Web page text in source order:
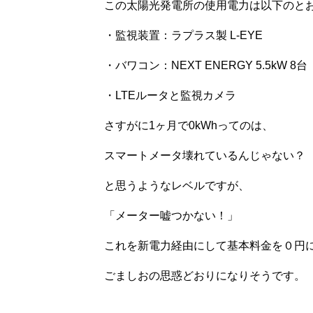
この太陽光発電所の使用電力は以下のと
・監視装置：ラプラス製 L-EYE
・バワコン：NEXT ENERGY 5.5kW 8台
・LTEルータと監視カメラ
さすがに1ヶ月で0kWhってのは、
スマートメータ壊れているんじゃない？
と思うようなレベルですが、
「メーター嘘つかない！」
これを新電力経由にして基本料金を０円
ごましおの思惑どおりになりそうです。